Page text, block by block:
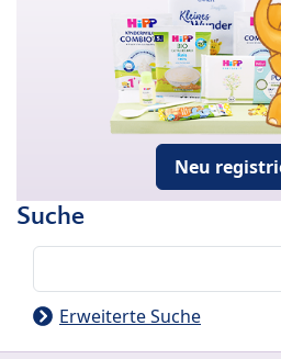
Neu
Suche
Erweiterte Suche